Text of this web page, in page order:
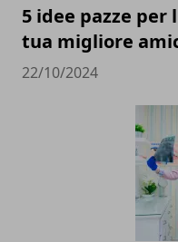
5 idee pazze
tua migliore
22/10/2024